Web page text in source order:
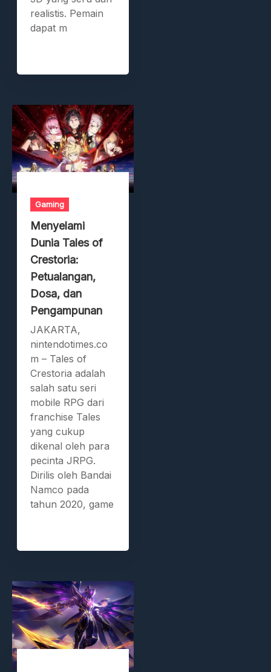
realistis. Pemain
dapat m
Gaming
Menyelami
Dunia Tales of
Crestoria:
Petualangan,
Dosa, dan
Pengampunan
JAKARTA,
nintendotimes.co
m – Tales of
Crestoria adalah
salah satu seri
mobile RPG dari
franchise Tales
yang cukup
dikenal oleh para
pecinta JRPG.
Dirilis oleh Bandai
Namco pada
tahun 2020, game